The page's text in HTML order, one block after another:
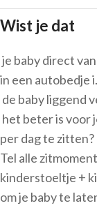
Wist je dat
je baby direct
in een autobedje
de baby liggend
het beter is voor
per dag te zitten?
Tel alle
kinderstoeltje +
om je baby te